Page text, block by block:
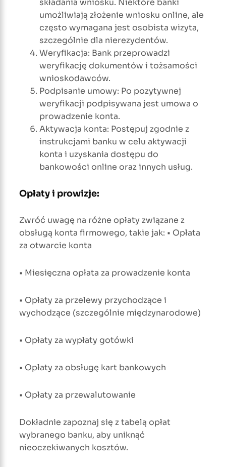
składania wniosku. Niektóre banki
umożliwiają złożenie wniosku online, ale
często wymagana jest osobista wizyta,
szczególnie dla nierezydentów.
Weryfikacja: Bank przeprowadzi
weryfikację dokumentów i tożsamości
wnioskodawców.
Podpisanie umowy: Po pozytywnej
weryfikacji podpisywana jest umowa o
prowadzenie konta.
Aktywacja konta: Postępuj zgodnie z
instrukcjami banku w celu aktywacji
konta i uzyskania dostępu do
bankowości online oraz innych usług.
Opłaty i prowizje:
Zwróć uwagę na różne opłaty związane z
obsługą konta firmowego, takie jak: • Opłata
za otwarcie konta
• Miesięczna opłata za prowadzenie konta
• Opłaty za przelewy przychodzące i
wychodzące (szczególnie międzynarodowe)
• Opłaty za wypłaty gotówki
• Opłaty za obsługę kart bankowych
• Opłaty za przewalutowanie
Dokładnie zapoznaj się z tabelą opłat
wybranego banku, aby uniknąć
nieoczekiwanych kosztów.